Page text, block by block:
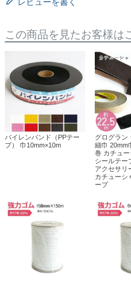
この商品を見たお客様は
パイレンバンド（PPテー
プ） 巾10mm×10m
グログラン
細巾 20mm
巻 カチュ
シールテー
アクセサリ
カチューシ
ープ